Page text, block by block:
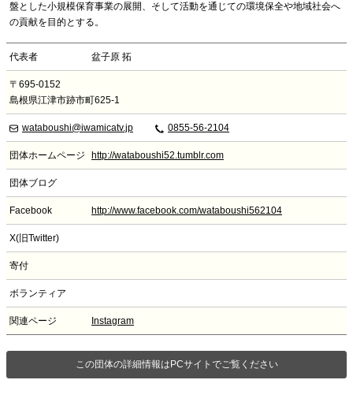
盤とした小規模保育事業の展開、そして活動を通じての環境保全や地域社会へ
の貢献を目的とする。
代表者 盆子原 拓
〒695-0152
島根県江津市跡市町625-1
wataboushi@iwamicatv.jp 0855-56-2104
団体ホームページ http://wataboushi52.tumblr.com
団体ブログ
Facebook http://www.facebook.com/wataboushi562104
X(旧Twitter)
寄付
ボランティア
関連ページ Instagram
この団体の詳細情報はPCサイトでご覧ください